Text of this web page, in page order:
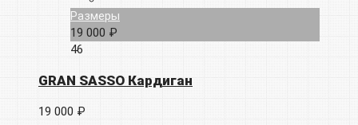
Размеры
19 000 ₽
46
GRAN SASSO Кардиган
19 000 ₽